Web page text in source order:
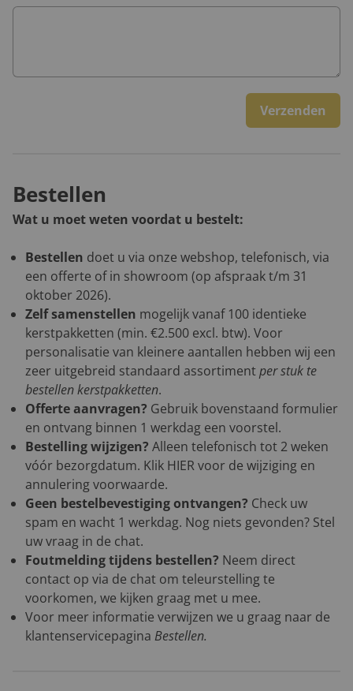
Verzenden
Bestellen
Wat u moet weten voordat u bestelt:
Bestellen doet u via onze webshop, telefonisch, via
een offerte of in showroom (op afspraak t/m 31
oktober 2026).
Zelf samenstellen mogelijk vanaf 100 identieke
kerstpakketten (min. €2.500 excl. btw). Voor
personalisatie van kleinere aantallen hebben wij een
zeer uitgebreid standaard assortimentper stuk te
bestellen kerstpakketten.
Offerte aanvragen? Gebruik bovenstaand formulier
en ontvang binnen 1 werkdag een voorstel.
Bestelling wijzigen? Alleen telefonisch tot 2 weken
vóór bezorgdatum. Klik HIERvoor de wijziging en
annulering voorwaarde.
Geen bestelbevestiging ontvangen? Check uw
spam en wacht 1 werkdag. Nog niets gevonden? Stel
uw vraag in de chat.
Foutmelding tijdens bestellen? Neem direct
contact op via de chat om teleurstelling te
voorkomen, we kijken graag met u mee.
Voor meer informatie verwijzen we u graag naar de
klantenservicepagina Bestellen.